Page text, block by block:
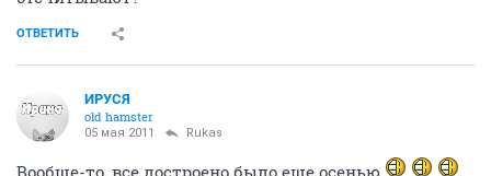
ОТВЕТИТЬ
ИРУСЯ
old hamster
05 мая 2011 Rukas